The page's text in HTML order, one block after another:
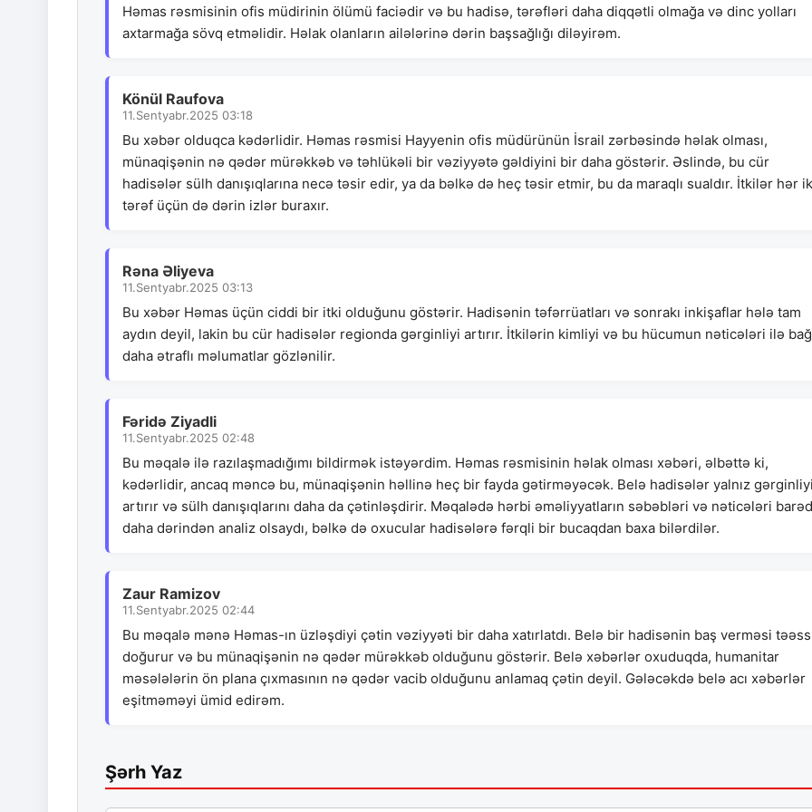
Həmas rəsmisinin ofis müdirinin ölümü faciədir və bu hadisə, tərəfləri daha diqqətli olmağa və dinc yolları
axtarmağa sövq etməlidir. Həlak olanların ailələrinə dərin başsağlığı diləyirəm.
Könül Raufova
11.Sentyabr.2025 03:18
Bu xəbər olduqca kədərlidir. Həmas rəsmisi Hayyenin ofis müdürünün İsrail zərbəsində həlak olması,
münaqişənin nə qədər mürəkkəb və təhlükəli bir vəziyyətə gəldiyini bir daha göstərir. Əslində, bu cür
hadisələr sülh danışıqlarına necə təsir edir, ya da bəlkə də heç təsir etmir, bu da maraqlı sualdır. İtkilər hər
tərəf üçün də dərin izlər buraxır.
Rəna Əliyeva
11.Sentyabr.2025 03:13
Bu xəbər Həmas üçün ciddi bir itki olduğunu göstərir. Hadisənin təfərrüatları və sonrakı inkişaflar hələ tam
aydın deyil, lakin bu cür hadisələr regionda gərginliyi artırır. İtkilərin kimliyi və bu hücumun nəticələri ilə
daha ətraflı məlumatlar gözlənilir.
Fəridə Ziyadli
11.Sentyabr.2025 02:48
Bu məqalə ilə razılaşmadığımı bildirmək istəyərdim. Həmas rəsmisinin həlak olması xəbəri, əlbəttə ki,
kədərlidir, ancaq məncə bu, münaqişənin həllinə heç bir fayda gətirməyəcək. Belə hadisələr yalnız
artırır və sülh danışıqlarını daha da çətinləşdirir. Məqalədə hərbi əməliyyatların səbəbləri və nəticələri
daha dərindən analiz olsaydı, bəlkə də oxucular hadisələrə fərqli bir bucaqdan baxa bilərdilər.
Zaur Ramizov
11.Sentyabr.2025 02:44
Bu məqalə mənə Həmas-ın üzləşdiyi çətin vəziyyəti bir daha xatırlatdı. Belə bir hadisənin baş verməsi
doğurur və bu münaqişənin nə qədər mürəkkəb olduğunu göstərir. Belə xəbərlər oxuduqda, humanitar
məsələlərin ön plana çıxmasının nə qədər vacib olduğunu anlamaq çətin deyil. Gələcəkdə belə acı xəbərlər
eşitməməyi ümid edirəm.
Şərh Yaz